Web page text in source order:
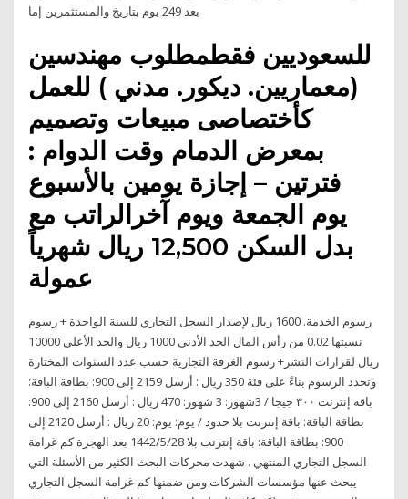
بعد 249 يوم بتاريخ والمستثمرين إما
للسعوديين فقطمطلوب مهندسين
(معماريين. ديكور. مدني ) للعمل
كأختصاصى مبيعات وتصميم
بمعرض الدمام وقت الدوام :
فترتين – إجازة يومين بالأسبوع
يوم الجمعة ويوم آخرالراتب مع
بدل السكن 12,500 ريال شهرياً
عمولة
رسوم الخدمة. 1600 ريال لإصدار السجل التجاري للسنة الواحدة + رسوم
نسبتها 0.02 من رأس المال الحد الأدنى 1000 ريال والحد الأعلى 10000
ريال لقرارات النشر+ رسوم الغرفة التجارية حسب عدد السنوات المختارة
وتحدد الرسوم بناءً على فئة 350 ريال : أرسل 2159 إلى 900: بطاقة الباقة:
باقة إنترنت ٣٠٠ جيجا / 3شهور: 3 شهور: 470 ريال : أرسل 2160 إلى 900:
بطاقة الباقة: باقة إنترنت بلا حدود / يوم: يوم: 20 ريال : أرسل 2120 إلى
900: بطاقة الباقة: باقة إنترنت بلا 28‏‏/5‏‏/1442 بعد الهجرة كم غرامة
السجل التجاري المنتهي . شهدت محركات البحث الكثير من الأسئلة التي
يبحث عنها مؤسسات الشركات ومن ضمنها كم غرامة السجل التجاري